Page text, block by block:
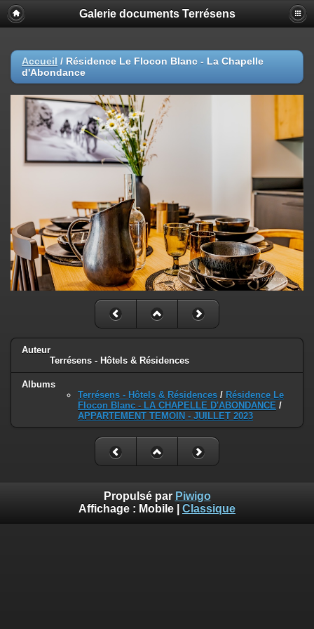
Galerie documents Terrésens
Accueil / Résidence Le Flocon Blanc - La Chapelle
d'Abondance
Auteur
Terrésens - Hôtels & Résidences
Albums
Terrésens - Hôtels & Résidences / Résidence Le
Flocon Blanc - LA CHAPELLE D'ABONDANCE /
APPARTEMENT TEMOIN - JUILLET 2023
Propulsé par Piwigo
Affichage : Mobile Classique